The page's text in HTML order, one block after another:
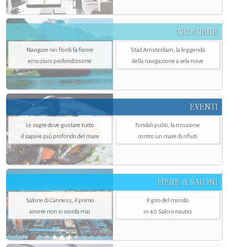
CROCIERE
Navigare nei fiordi fa fiorire
emozioni profondissime
Stad Amsterdam, la leggenda
della navigazione a vela rivive
EVENTI
Le sagre dove gustare tutto
il sapore più profondo del mare
Fondali puliti, la missione
contro un mare di rifiuti
FIERE & SALONI
Salone di Canness, il primo
amore non si scorda mai
Il giro del mondo
in 40 Saloni nautici